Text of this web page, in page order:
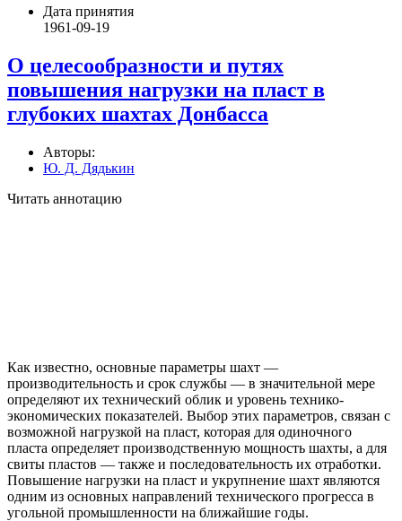
Дата принятия
1961-09-19
О целесообразности и путях
повышения нагрузки на пласт в
глубоких шахтах Донбасса
Авторы:
Ю. Д. Дядькин
Читать аннотацию
Как известно, основные параметры шахт —
производительность и срок службы — в значительной мере
определяют их технический облик и уровень технико-
экономических показателей. Выбор этих параметров, связан с
возможной нагрузкой на пласт, которая для одиночного
пласта определяет производственную мощность шахты, а для
свиты пластов — также и последовательность их отработки.
Повышение нагрузки на пласт и укрупнение шахт являются
одним из основных направлений технического прогресса в
угольной промышленности на ближайшие годы.